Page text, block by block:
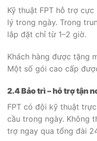
Kỹ thuật FPT hỗ trợ
lý trong ngày. Trong
lắp đặt chỉ từ 1–2 giờ.
Khách hàng được tặng
Một số gói cao cấp
2.4 Bảo trì – hỗ trợ tận
FPT có đội kỹ thuật
cầu trong ngày. Không
trợ ngay qua tổng đài